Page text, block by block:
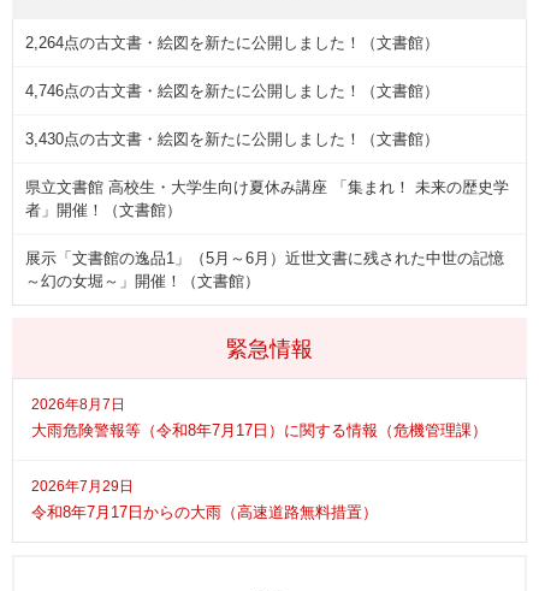
緊急情報
2026年8月7日
大雨危険警報等（令和8年7月17日）に関する情報（危機管理課）
2026年7月29日
令和8年7月17日からの大雨（高速道路無料措置）
2,264点の古文書・絵図を新たに公開しました！（文書館）
4,746点の古文書・絵図を新たに公開しました！（文書館）
3,430点の古文書・絵図を新たに公開しました！（文書館）
県立文書館 高校生・大学生向け夏休み講座 「集まれ！ 未来の歴史学
者」開催！（文書館）
展示「文書館の逸品1」（5月～6月）近世文書に残された中世の記憶
～幻の女堀～」開催！（文書館）